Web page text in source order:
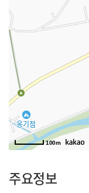
100m
주요정보